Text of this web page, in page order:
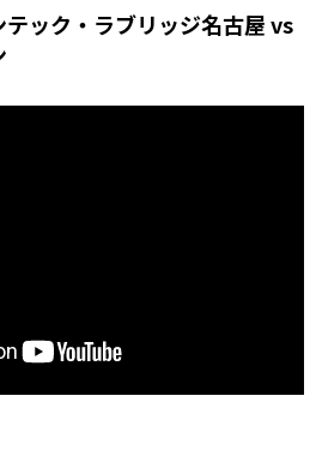
テック・ラブリッジ名古屋 vs